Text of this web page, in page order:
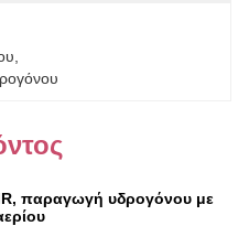
παραγωγή υδρογόνου με